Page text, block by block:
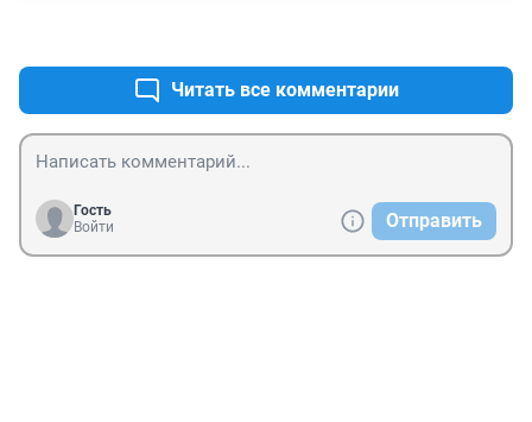
Читать все комментарии
Гость
Войти
Отправить